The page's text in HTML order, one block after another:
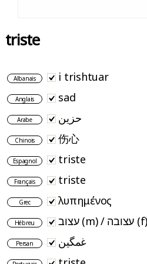
triste
Albanais i trishtuar
Anglais sad
Arabe حزين
Chinois 伤心
Espagnol triste
Français triste
Grec λυπημένος
Hébreu עצוב (m) / עצובה (f)
Persan غمگین